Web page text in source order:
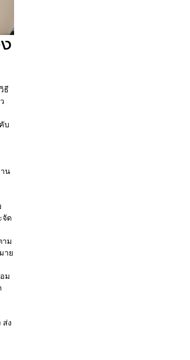
ธี
บ
น
จัด
าม
าย
ม
ส่ง